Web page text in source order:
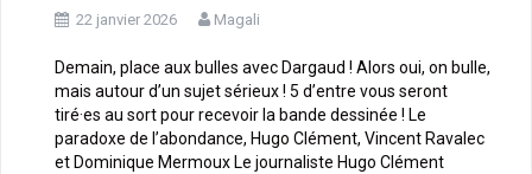
22 janvier 2026 Magali
Demain, place aux bulles avec Dargaud ! Alors oui, on bulle,
mais autour d’un sujet sérieux ! 5 d’entre vous seront
tiré·es au sort pour recevoir la bande dessinée ! Le
paradoxe de l’abondance, Hugo Clément, Vincent Ravalec
et Dominique Mermoux Le journaliste Hugo Clément